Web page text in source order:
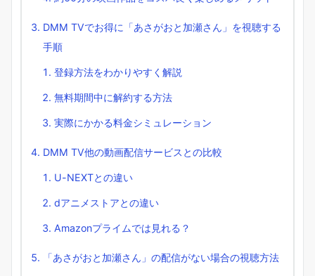
DMM TVでお得に「あさがおと加瀬さん」を視聴する
手順
登録方法をわかりやすく解説
無料期間中に解約する方法
実際にかかる料金シミュレーション
DMM TV他の動画配信サービスとの比較
U-NEXTとの違い
dアニメストアとの違い
Amazonプライムでは見れる？
「あさがおと加瀬さん」の配信がない場合の視聴方法